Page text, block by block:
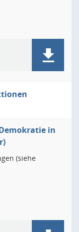
in
(siehe